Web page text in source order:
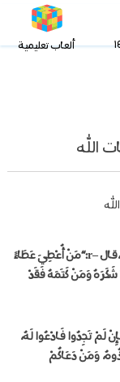
ألعاب تعليمية
الله
قال –r
:“مَنْ أُعْطِيَ عَطَاءً
شَكَرَهُ وَمَنْ كَتَمَهُ فَقَدْ
لَمْ تَجِدُوا فَادْعُوا لَهُ،
وَمَنْ دَعَاكُمْ